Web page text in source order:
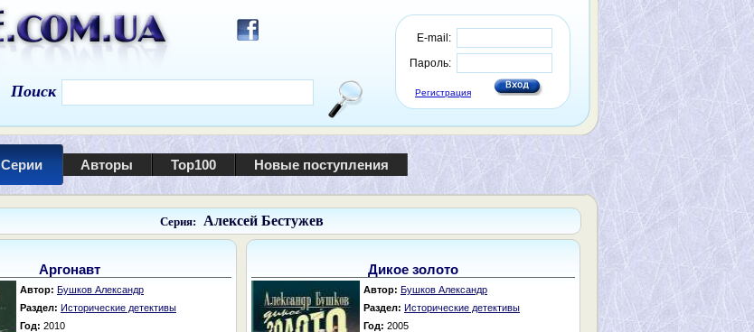
E-mail:
Пароль:
Регистрация
Поиск
Серии Авторы Top100 Новые поступления
Серия: Алексей Бестужев
Аргонавт
Автор: Бушков Александр
Раздел: Исторические детективы
Год: 2010
Дикое золото
Автор: Бушков Александр
Раздел: Исторические детективы
Год: 2005